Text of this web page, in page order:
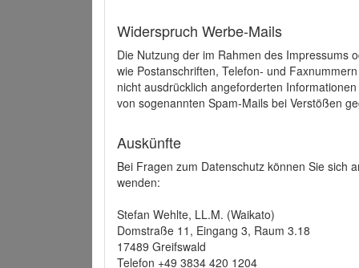
Widerspruch Werbe-Mails
Die Nutzung der im Rahmen des Impressums
wie Postanschriften, Telefon- und
nicht ausdrücklich angeforderten
von sogenannten Spam-Mails bei Verstößen
Auskünfte
Bei Fragen zum Datenschutz können Sie sich
wenden:
Stefan Wehlte, LL.M. (Waikato)
Domstraße 11, Eingang 3, Raum 3.18
17489 Greifswald
Telefon +49 3834 420 1204